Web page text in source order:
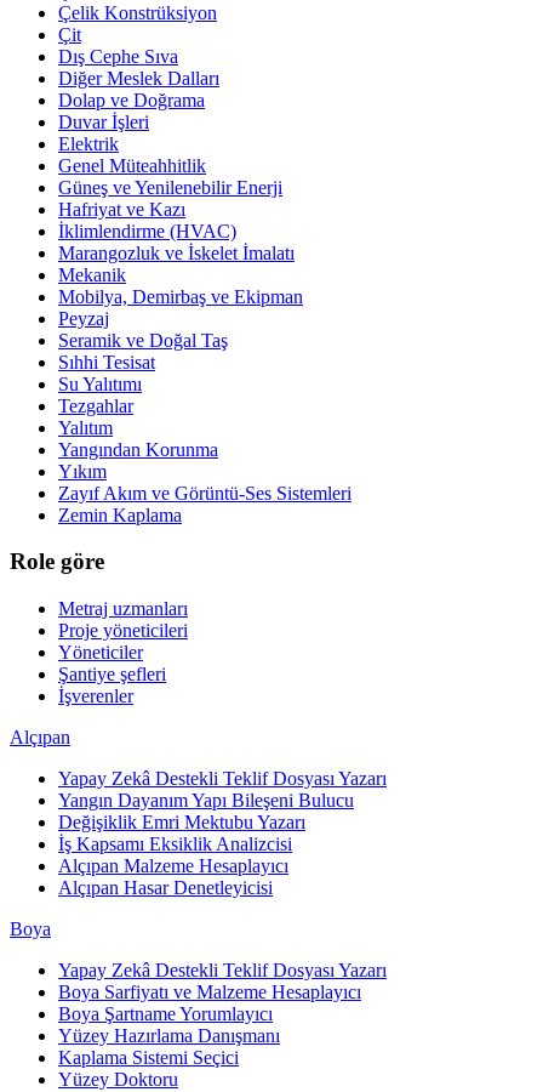
Çelik Konstrüksiyon
Çit
Dış Cephe Sıva
Diğer Meslek Dalları
Dolap ve Doğrama
Duvar İşleri
Elektrik
Genel Müteahhitlik
Güneş ve Yenilenebilir Enerji
Hafriyat ve Kazı
İklimlendirme (HVAC)
Marangozluk ve İskelet İmalatı
Mekanik
Mobilya, Demirbaş ve Ekipman
Peyzaj
Seramik ve Doğal Taş
Sıhhi Tesisat
Su Yalıtımı
Tezgahlar
Yalıtım
Yangından Korunma
Yıkım
Zayıf Akım ve Görüntü-Ses Sistemleri
Zemin Kaplama
Role göre
Metraj uzmanları
Proje yöneticileri
Yöneticiler
Şantiye şefleri
İşverenler
Alçıpan
Yapay Zekâ Destekli Teklif Dosyası Yazarı
Yangın Dayanım Yapı Bileşeni Bulucu
Değişiklik Emri Mektubu Yazarı
İş Kapsamı Eksiklik Analizcisi
Alçıpan Malzeme Hesaplayıcı
Alçıpan Hasar Denetleyicisi
Boya
Yapay Zekâ Destekli Teklif Dosyası Yazarı
Boya Sarfiyatı ve Malzeme Hesaplayıcı
Boya Şartname Yorumlayıcı
Yüzey Hazırlama Danışmanı
Kaplama Sistemi Seçici
Yüzey Doktoru